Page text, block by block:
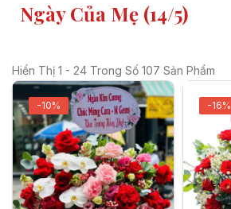
Ngày Của Mẹ (14/5)
Hiển Thị 1 - 24 Trong Số 107 Sản Phẩm
-10% -16%